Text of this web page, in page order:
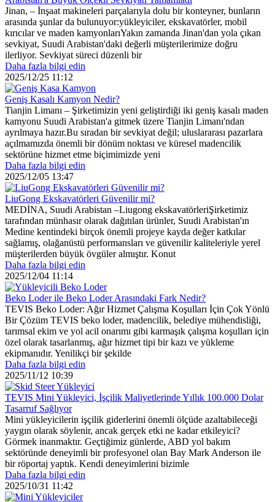
Jinan, – İnşaat makineleri parçalarıyla dolu bir konteyner, bunların
arasında şunlar da bulunuyor:yükleyiciler, ekskavatörler, mobil
kırıcılar ve maden kamyonlarıYakın zamanda Jinan'dan yola çıkan
sevkiyat, Suudi Arabistan'daki değerli müşterilerimize doğru
ilerliyor. Sevkiyat süreci düzenli bir
Daha fazla bilgi edin
2025/12/25 11:12
Geniş Kasalı Kamyon Nedir?
Tianjin Limanı – Şirketimizin yeni geliştirdiği iki geniş kasalı maden
kamyonu Suudi Arabistan'a gitmek üzere Tianjin Limanı'ndan
ayrılmaya hazır.Bu sıradan bir sevkiyat değil; uluslararası pazarlara
açılmamızda önemli bir dönüm noktası ve küresel madencilik
sektörüne hizmet etme biçimimizde yeni
Daha fazla bilgi edin
2025/12/05 13:47
LiuGong Ekskavatörleri Güvenilir mi?
MEDİNA, Suudi Arabistan –Liugong ekskavatörleriŞirketimiz
tarafından münhasır olarak dağıtılan ürünler, Suudi Arabistan'ın
Medine kentindeki birçok önemli projeye kayda değer katkılar
sağlamış, olağanüstü performansları ve güvenilir kaliteleriyle yerel
müşterilerden büyük övgüler almıştır. Konut
Daha fazla bilgi edin
2025/12/04 11:14
Beko Loder ile Beko Loder Arasındaki Fark Nedir?
TEVIS Beko Loder: Ağır Hizmet Çalışma Koşulları İçin Çok Yönlü
Bir Çözüm TEVIS beko loder, madencilik, belediye mühendisliği,
tarımsal ekim ve yol acil onarımı gibi karmaşık çalışma koşulları için
özel olarak tasarlanmış, ağır hizmet tipi bir kazı ve yükleme
ekipmanıdır. Yenilikçi bir şekilde
Daha fazla bilgi edin
2025/11/12 10:39
TEVIS Mini Yükleyici, İşçilik Maliyetlerinde Yıllık 100.000 Dolar
Tasarruf Sağlıyor
Mini yükleyicilerin işçilik giderlerini önemli ölçüde azaltabileceği
yaygın olarak söylenir, ancak gerçek etki ne kadar etkileyici?
Görmek inanmaktır. Geçtiğimiz günlerde, ABD yol bakım
sektöründe deneyimli bir profesyonel olan Bay Mark Anderson ile
bir röportaj yaptık. Kendi deneyimlerini bizimle
Daha fazla bilgi edin
2025/10/31 11:42